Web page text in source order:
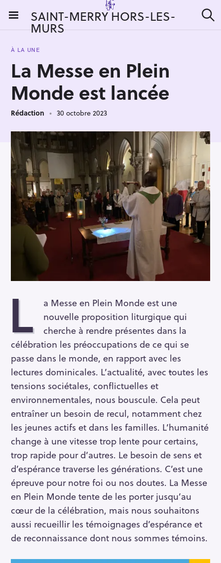
i
SAINT-MERRY HORS-LES-
MURS e
À LA UNE
La Messe en Plein
Monde est lancée
Rédaction 30 octobre 2023
L
a Messe en Plein Monde est une
nouvelle proposition liturgique qui
cherche à rendre présentes dans la
célébration les préoccupations de ce qui se
passe dans le monde, en rapport avec les
lectures dominicales. L’actualité, avec toutes les
tensions sociétales, conflictuelles et
environnementales, nous bouscule. Cela peut
entraîner un besoin de recul, notamment chez
les jeunes actifs et dans les familles. L’humanité
change à une vitesse trop lente pour certains,
trop rapide pour d’autres. Le besoin de sens et
d’espérance traverse les générations. C’est une
épreuve pour notre foi ou nos doutes. La Messe
en Plein Monde tente de les porter jusqu’au
cœur de la célébration, mais nous souhaitons
aussi recueillir les témoignages d’espérance et
de reconnaissance dont nous sommes témoins.